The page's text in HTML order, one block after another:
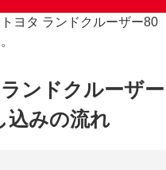
ヨタ ランドクルーザー80
ンドクルーザー
込みの流れ